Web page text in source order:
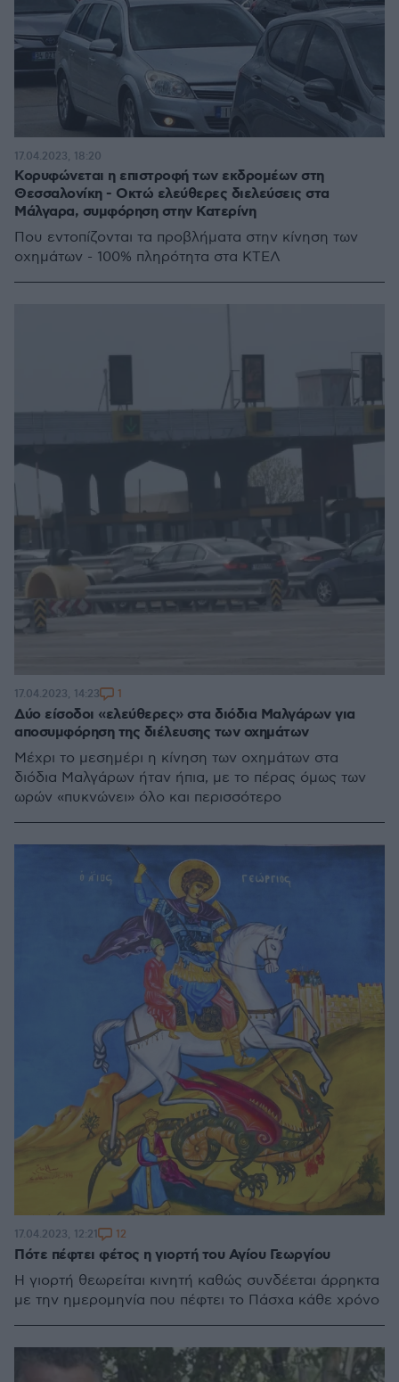
Κορυφώνεται η επιστροφή των εκδρομέων στη
Θεσσαλονίκη - Οκτώ ελεύθερες διελεύσεις στα
Μάλγαρα, συμφόρηση στην Κατερίνη
Που εντοπίζονται τα προβλήματα στην κίνηση των
οχημάτων - 100% πληρότητα στα ΚΤΕΛ
17.04.2023, 18:20
Δύο είσοδοι «ελεύθερες» στα διόδια Μαλγάρων για
αποσυμφόρηση της διέλευσης των οχημάτων
Μέχρι το μεσημέρι η κίνηση των οχημάτων στα
διόδια Μαλγάρων ήταν ήπια, με το πέρας όμως των
ωρών «πυκνώνει» όλο και περισσότερο
17.04.2023, 14:23 1
Πότε πέφτει φέτος η γιορτή του Αγίου Γεωργίου
Η γιορτή θεωρείται κινητή καθώς συνδέεται άρρηκτα
με την ημερομηνία που πέφτει το Πάσχα κάθε χρόνο
17.04.2023, 12:21 12